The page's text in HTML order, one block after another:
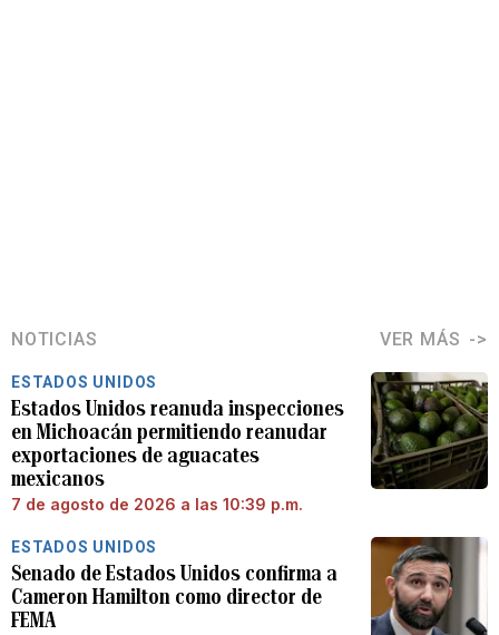
NOTICIAS VER MÁS
ESTADOS UNIDOS
Estados Unidos reanuda inspecciones
en Michoacán permitiendo reanudar
exportaciones de aguacates
mexicanos
7 de agosto de 2026 a las 10:39 p.m.
ESTADOS UNIDOS
Senado de Estados Unidos confirma a
Cameron Hamilton como director de
FEMA